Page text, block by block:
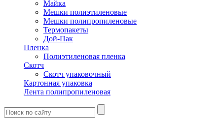
Майка
Мешки полиэтиленовые
Мешки полипропиленовые
Термопакеты
Дой-Пак
Пленка
Полиэтиленовая пленка
Скотч
Скотч упаковочный
Картонная упаковка
Лента полипропиленовая